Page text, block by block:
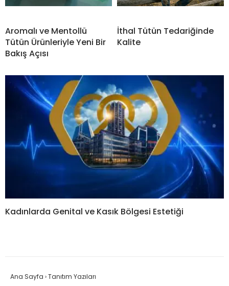
Aromalı ve Mentollü
Tütün Ürünleriyle Yeni Bir
Bakış Açısı
İthal Tütün Tedariğinde
Kalite
Kadınlarda Genital ve Kasık Bölgesi Estetiği
Ana Sayfa ›Tanıtım Yazıları